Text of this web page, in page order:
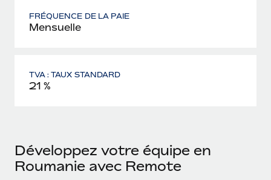
FRÉQUENCE DE LA PAIE
Mensuelle
TVA : TAUX STANDARD
21 %
Développez votre équipe en
Roumanie avec Remote